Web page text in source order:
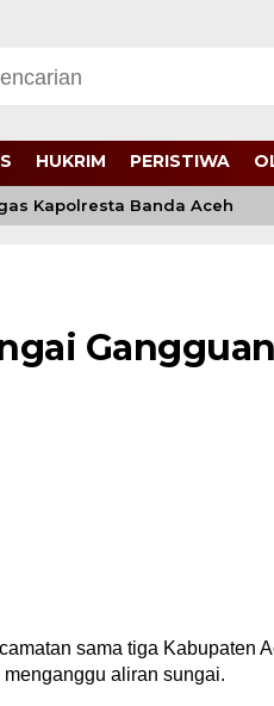
HUKRIM PERISTIWA
Kapolresta Banda Aceh
Gangguan
sama tiga Kabupaten
aliran sungai.